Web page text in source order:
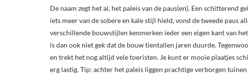
De naam zegt het al, het paleis van de paus(en). Een schitterend
iets meer van de sobere en kale stijl hield, vond de tweede paus
verschillende bouwstijlen kenmerken ieder een eigen kant van
is dan ook niet gek dat de bouw tientallen jaren duurde.
en trekt het nog altijd vele toeristen. Je kunt er mooie plaatjes
erg lastig. Tip: achter het paleis liggen prachtige verborgen